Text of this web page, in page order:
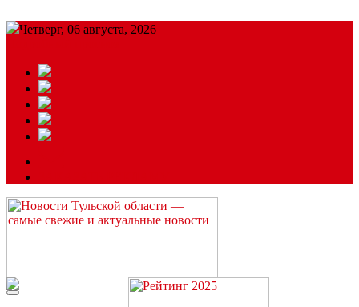
Четверг, 06 августа, 2026
Читайте последние новости дня в Тульской области на сайте
“ЗаНовомосковск”